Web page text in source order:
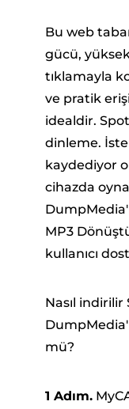
Bu web
gücü,
tıklamayla
ve pratik
idealdir.
dinleme.
kaydediyor
cihazda
MP3
kullanıcı
Nasıl indirilir
mü?
1 Adım.